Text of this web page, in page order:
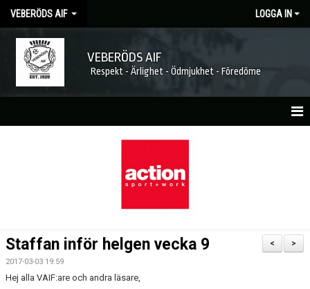
VEBERÖDS AIF LOGGA IN
VEBERÖDS AIF
Respekt - Ärlighet - Ödmjukhet - Föredöme
FÖRENINGEN
>
<
Staffan inför helgen vecka 9
2017-03-03 19:59
Hej alla VAIF:are och andra läsare,